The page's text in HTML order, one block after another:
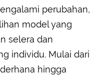
perubahan,
model yang
selera dan
individu. Mulai dari
hingga